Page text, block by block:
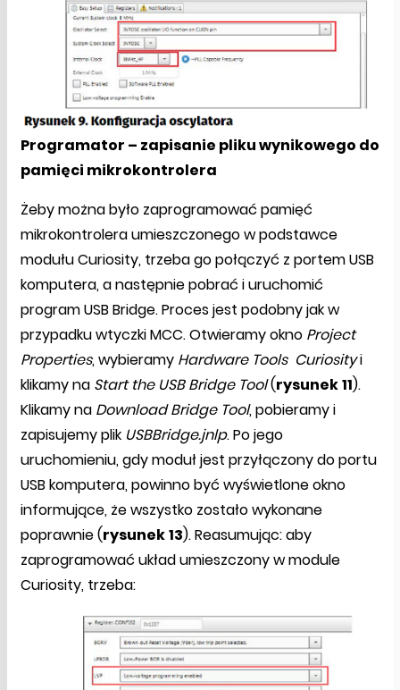
Programator – zapisanie pliku wynikowego do
pamięci mikrokontrolera
Żeby można było zaprogramować pamięć
mikrokontrolera umieszczonego w podstawce
modułu Curiosity, trzeba go połączyć z portem USB
komputera, a następnie pobrać i uruchomić
program USB Bridge. Proces jest podobny jak w
przypadku wtyczki MCC. Otwieramy okno Project
Properties, wybieramy Hardware Tools Curiosityi
klikamy na Start the USB Bridge Tool(rysunek11).
Klikamy na Download Bridge Tool, pobieramy i
zapisujemy plik USBBridge.jnlp. Po jego
uruchomieniu, gdy moduł jest przyłączony do portu
USB komputera, powinno być wyświetlone okno
informujące, że wszystko zostało wykonane
poprawnie (rysunek13). Reasumując: aby
zaprogramować układ umieszczony w module
Curiosity, trzeba: